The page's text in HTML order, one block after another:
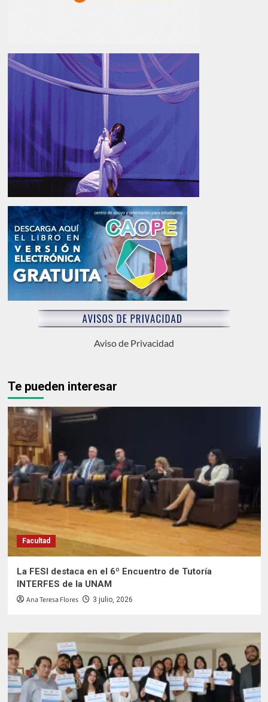
Aviso de Privacidad
Te pueden interesar
Facultad
La FESI destaca en el 6º Encuentro de Tutoría
INTERFES de la UNAM
Ana Teresa Flores 3 julio, 2026